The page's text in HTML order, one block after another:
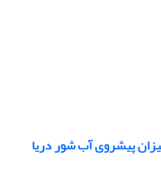
پیشروی آب شور دریا